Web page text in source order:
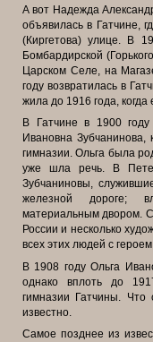
А вот Надежда
объявилась в Гатчине,
(Киргетова) улице. В
Бомбардирской
Царском Селе, на
году возвратилась в
жила до 1916 года,
В Гатчине в 1900
Ивановна Зубчанинова,
гимназии. Ольга была
уже шла речь. В
Зубчаниновы,
железной дороге;
материальным двором.
России и несколько
всех этих людей с
В 1908 году Ольга
однако вплоть до
гимназии Гатчины.
известно.
Самое позднее из